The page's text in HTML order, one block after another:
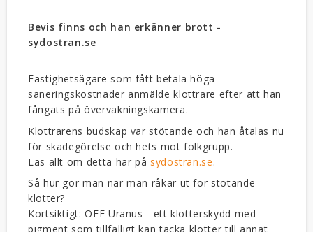
Bevis finns och han erkänner brott -
sydostran.se
Fastighetsägare som fått betala höga
saneringskostnader anmälde klottrare efter att han
fångats på övervakningskamera.
Klottrarens budskap var stötande och han åtalas nu
för skadegörelse och hets mot folkgrupp.
Läs allt om detta här på sydostran.se.
Så hur gör man när man råkar ut för stötande
klotter?
Kortsiktigt: OFF Uranus - ett klotterskydd med
pigment som tillfälligt kan täcka klotter till annat